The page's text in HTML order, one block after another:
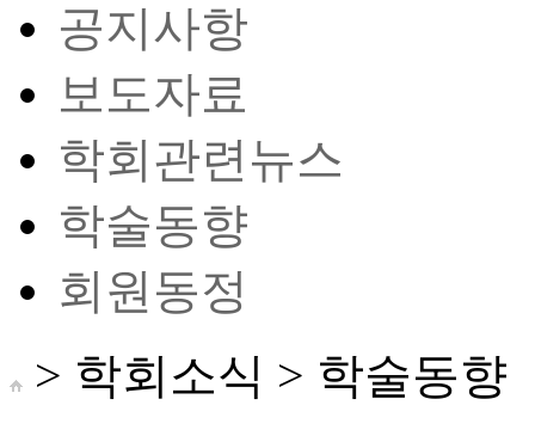
공지사항
보도자료
학회관련뉴스
학술동향
회원동정
> 학회소식 > 학술동향